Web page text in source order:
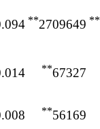
**
2709649
**
67327
**
56169
**